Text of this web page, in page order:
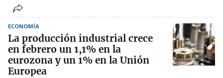
ECONOMÍA
La producción industrial crece
en febrero un 1,1% en la
eurozona y un 1% en la Unión
Europea